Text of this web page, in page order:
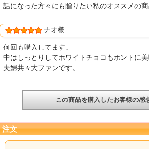
話になった方々にも贈りたい私のオススメの
ナオ様
何回も購入してます。
中はしっとりしてホワイトチョコもホントに美
夫婦共々大ファンです。
この商品を購入したお客様の感
注文